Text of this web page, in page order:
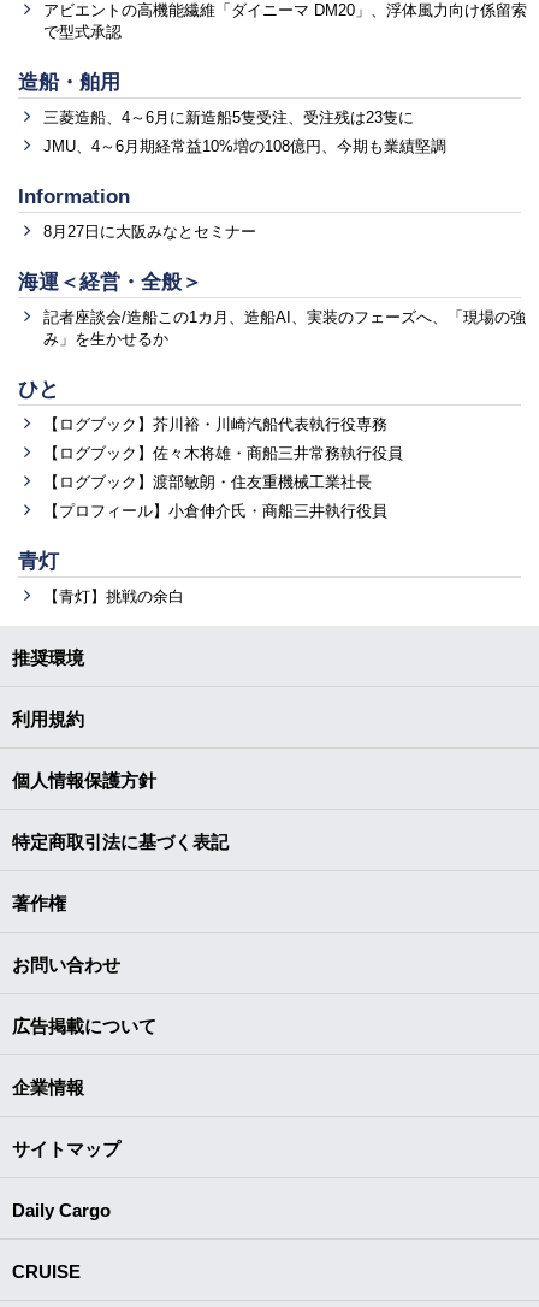
アビエントの高機能繊維「ダイニーマ DM20」、浮体風力向け係留索
で型式承認
造船・舶用
三菱造船、4～6月に新造船5隻受注、受注残は23隻に
JMU、4～6月期経常益10%増の108億円、今期も業績堅調
Information
8月27日に大阪みなとセミナー
海運＜経営・全般＞
記者座談会/造船この1カ月、造船AI、実装のフェーズへ、「現場の強
み」を生かせるか
ひと
【ログブック】芥川裕・川崎汽船代表執行役専務
【ログブック】佐々木将雄・商船三井常務執行役員
【ログブック】渡部敏朗・住友重機械工業社長
【プロフィール】小倉伸介氏・商船三井執行役員
青灯
【青灯】挑戦の余白
推奨環境
利用規約
個人情報保護方針
特定商取引法に基づく表記
著作権
お問い合わせ
広告掲載について
企業情報
サイトマップ
Daily Cargo
CRUISE